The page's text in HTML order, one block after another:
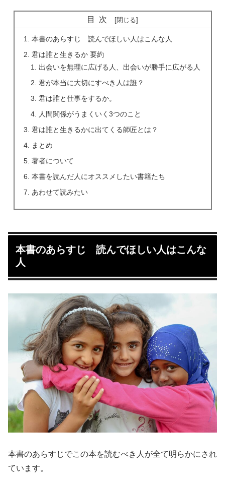
目次
本書のあらすじ 読んでほしい人はこんな人
君は誰と生きるか 要約
出会いを無理に広げる人、出会いが勝手に広がる人
君が本当に大切にすべき人は誰？
君は誰と仕事をするか。
人間関係がうまくいく3つのこと
君は誰と生きるかに出てくる師匠とは？
まとめ
著者について
本書を読んだ人にオススメしたい書籍たち
あわせて読みたい
本書のあらすじ 読んでほしい人はこんな
人
本書のあらすじでこの本を読むべき人が全て明らかにされ
ています。